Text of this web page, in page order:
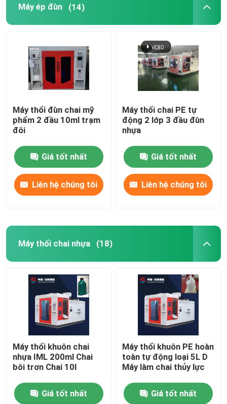
Máy ép đùn (14)
Máy thổi đùn chai mỹ
phẩm 2 đầu 10ml trạm
đôi
Giá tốt nhất
Liên hệ chúng tôi
Máy thổi chai PE tự
động 2 lớp 3 đầu đùn
nhựa
Giá tốt nhất
Liên hệ chúng tôi
Máy thổi chai nhựa (18)
Máy thổi khuôn chai
nhựa IML 200ml Chai
bôi trơn Chai 10l
Giá tốt nhất
Máy thổi khuôn PE hoàn
toàn tự động loại 5L D
Máy làm chai thủy lực
Giá tốt nhất